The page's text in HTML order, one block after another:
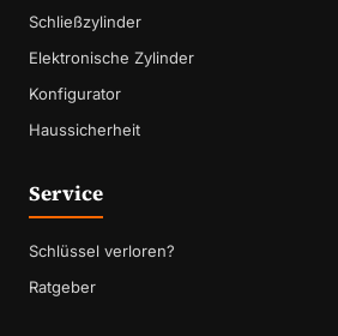
Schließzylinder
Elektronische Zylinder
Konfigurator
Haussicherheit
Service
Schlüssel verloren?
Ratgeber